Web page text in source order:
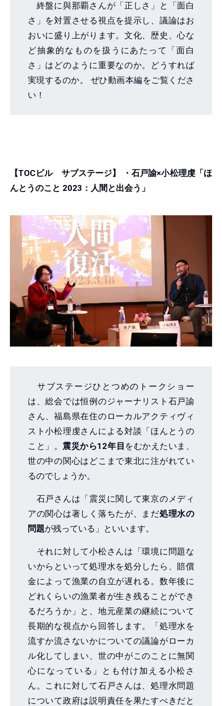
終盤に與那覇さんが「正しさ」と「面白
さ」を対置させる視点を提示し、議論はお
おいに盛り上がります。文化、歴史、心な
ど抽象的なものを扱うにあたって「面白
さ」はどのように重要なのか。どうすれば
実現するのか。 ぜひ動画本編をご覧くださ
い！
【TOCビル サブステージ】
・石戸諭×小松理虔「ほ
んとうのこと 2023：人間と出会う」
サブステージひとつめのトークショー
は、総会では恒例のジャーナリスト石戸諭
さん、福島県在住のローカルアクティヴィ
スト小松理虔さんによる対談「ほんとうの
こと」。 震災から12年目 をむかえたいま、
世の中の関心はどこまで東北に注がれてい
るのでしょうか。
石戸さんは「震災に関して東京のメディ
アの関心は著しく落ちたが、まだ処理水の
問題が残っている」といいます。
それに対して小松さんは「環境に問題な
いからといって処理水を処分したら、賠償
金によって漁業の自立が遅れる。数年後に
どれくらいの漁業者が生き残ることができ
るだろうか」と、地元産業の継続について
長期的な視点から回答します。「処理水を
流すか流さないかについての議論がローカ
ル化してしまい、世の中がこのことに無関
心になっている」とも付け加える小松さ
ん。これに対して石戸さんは、処理水問題
について政府は説明責任を果たすべきだと